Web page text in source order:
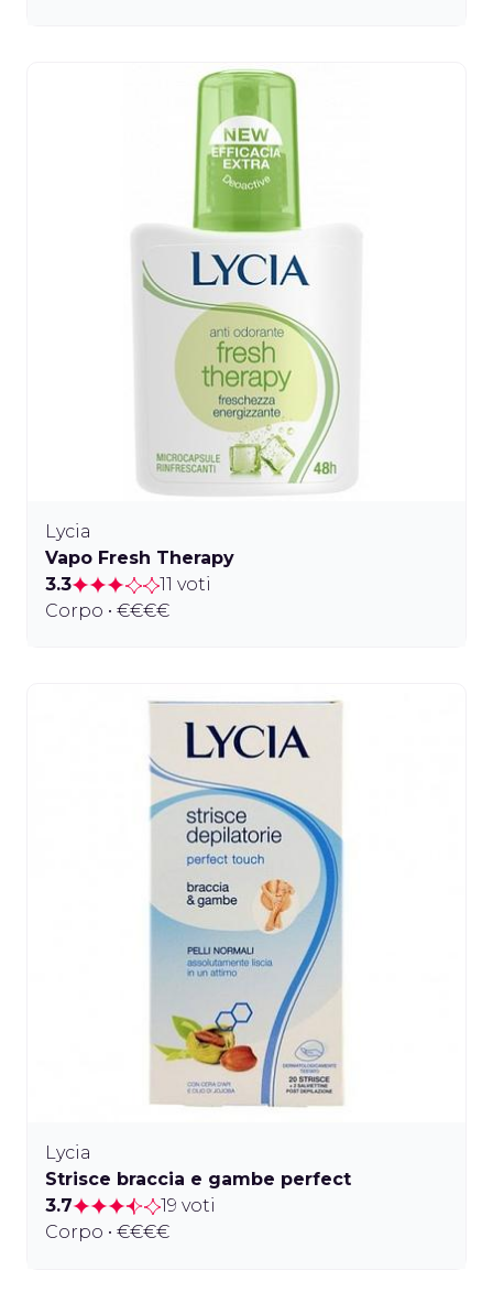
Lycia
Vapo Fresh Therapy
3.3
11 voti
Corpo • €€€€
Lycia
Strisce braccia e gambe perfect
3.7
19 voti
Corpo • €€€€